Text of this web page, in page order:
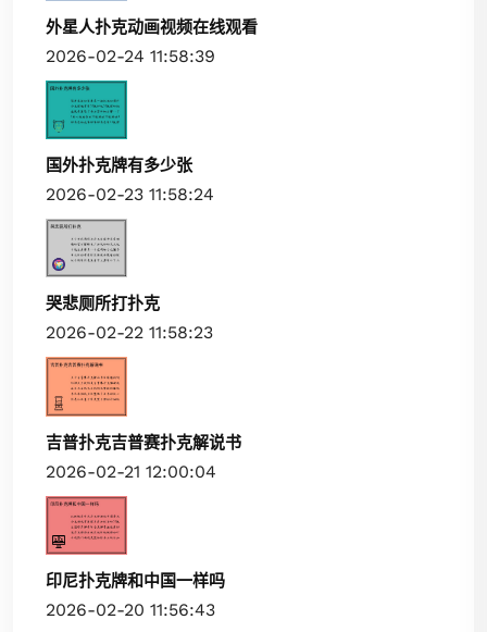
外星人扑克动画视频在线观看
2026-02-24 11:58:39
国外扑克牌有多少张
2026-02-23 11:58:24
哭悲厕所打扑克
2026-02-22 11:58:23
吉普扑克吉普赛扑克解说书
2026-02-21 12:00:04
印尼扑克牌和中国一样吗
2026-02-20 11:56:43